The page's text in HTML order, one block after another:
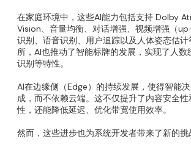
在家庭环境中，这些AI能力包括支持 Dolby
Vision、音量均衡、对话增强、视频增强（
识别、语音识别、用户追踪以及人体姿态估
所，AI也推动了智能标牌的发展，实现了人
识别等特性。
AI在边缘侧（Edge）的持续发展，使得智能
成，而不依赖云端。这不仅提升了内容安全
性，还能降低延迟、优化带宽使用效率。
然而，这些进步也为系统开发者带来了新的挑